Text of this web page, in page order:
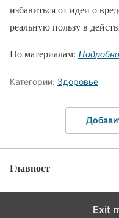
избавиться от идеи о
реальную пользу в
По материалам:
Категории: Здоровье
Главпост
Exit